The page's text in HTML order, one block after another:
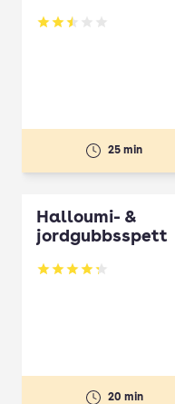
Betyg: 2.5 av 5
25 min
Halloumi- &
jordgubbsspett
Betyg: 4.3 av 5
20 min